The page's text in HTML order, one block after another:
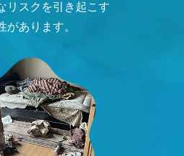
リスクを引き起こす
があります。